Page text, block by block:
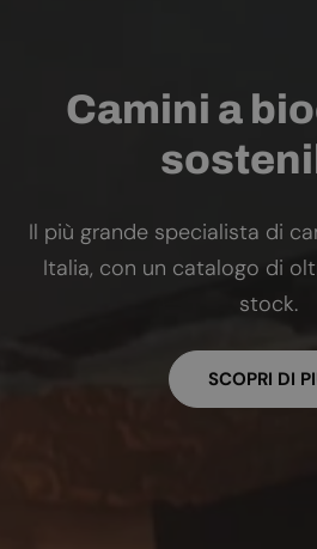
Camini a
Il più grande specialista di
Italia, con un catalogo di
stock.
SCOPRI DI